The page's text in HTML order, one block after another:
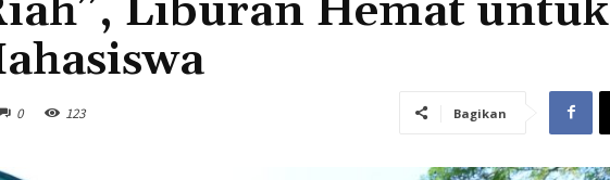
Liburan Hemat untuk
0 123 Bagikan